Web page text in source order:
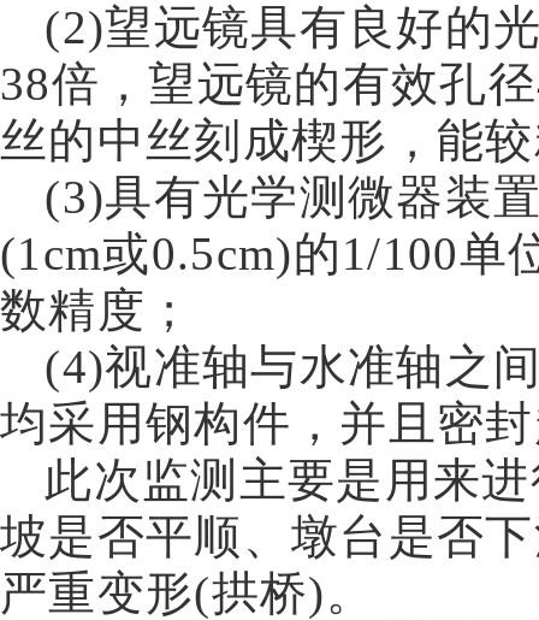
(2)望远镜具有良好的
38倍，望远镜的有效孔径
丝的中丝刻成楔形，能
(3)具有光学测微器装
(1cm或0.5cm)的1/100单
数精度；
(4)视准轴与水准轴之
均采用钢构件，并且密
此次监测主要是用来
坡是否平顺、墩台是否
严重变形(拱桥)。